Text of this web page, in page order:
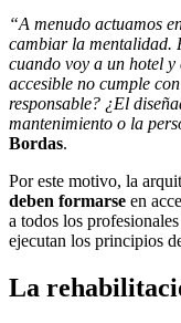
“A menudo actuamos
cambiar la mentalidad.
cuando voy a un hotel
accesible no cumple
responsable? ¿El
mantenimiento o la
Bordas.
Por este motivo, la
deben formarse en
a todos los
ejecutan los principios
La